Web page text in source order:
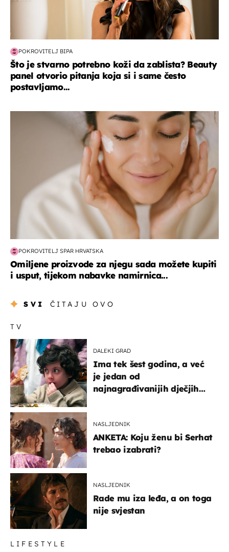
POKROVITELJ BIPA
Što je stvarno potrebno koži da zablista? Beauty
panel otvorio pitanja koja si i same često
postavljamo...
moda & ljepota
POKROVITELJ SPAR HRVATSKA
Omiljene proizvode za njegu sada možete kupiti
i usput, tijekom nabavke namirnica...
SVI ČITAJU OVO
TV
DALEKI GRAD
Ima tek šest godina, a već
je jedan od
najnagrađivanijih dječjih
NASLJEDNIK
ANKETA: Koju ženu bi Serhat
trebao izabrati?
NASLJEDNIK
Rade mu iza leđa, a on toga
nije svjestan
LIFESTYLE